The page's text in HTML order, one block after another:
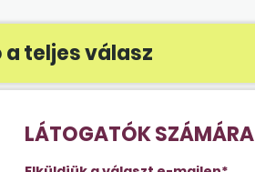
teljes válasz
LÁTOGATÓK SZÁMÁRA